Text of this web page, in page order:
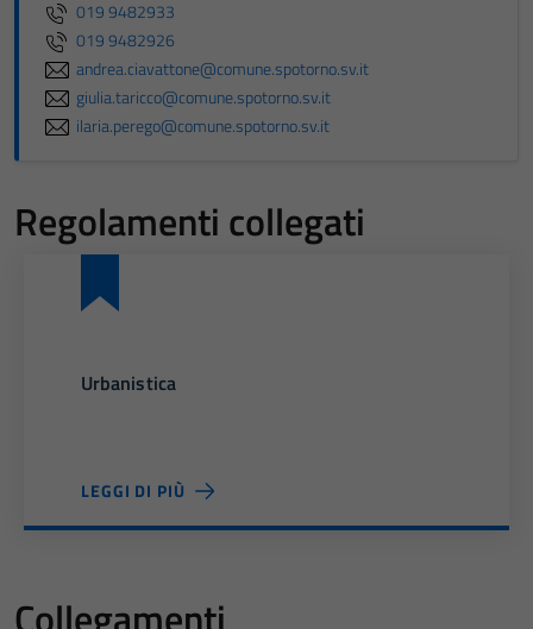
019 9482933
019 9482926
andrea.ciavattone@comune.spotorno.sv.it
giulia.taricco@comune.spotorno.sv.it
ilaria.perego@comune.spotorno.sv.it
Regolamenti collegati
Urbanistica
LEGGI DI PIÙ